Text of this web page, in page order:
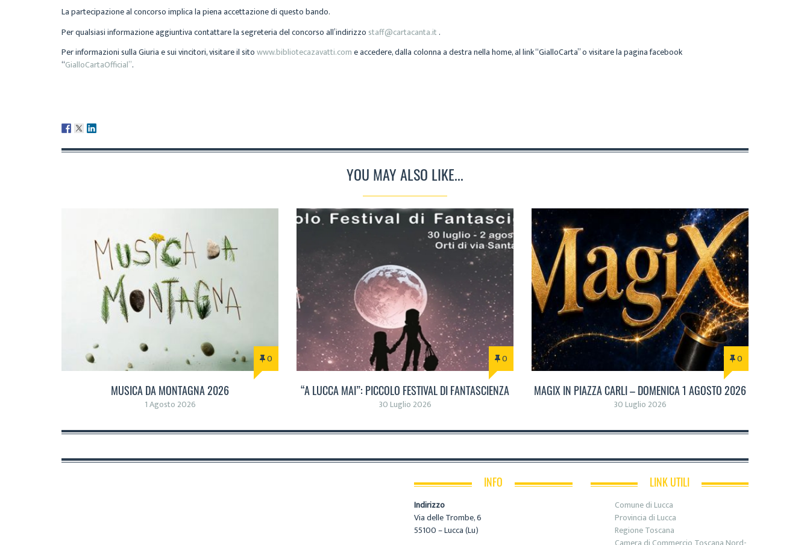
La partecipazione al concorso implica la piena accettazione di questo bando.
Per qualsiasi informazione aggiuntiva contattare la segreteria del concorso all’indirizzo staff@cartacanta.it.
Per informazioni sulla Giuria e sui vincitori, visitare il sitowww.bibliotecazavatti.come accedere, dalla colonna a destra nella home, al link “GialloCarta” o visitare la pagina facebook
“GialloCartaOfficial”.
YOU MAY ALSO LIKE...
0
MUSICA DA MONTAGNA 2026
1 Agosto 2026
0
“A LUCCA MAI”: PICCOLO FESTIVAL DI FANTASCIENZA
30 Luglio 2026
0
MAGIX IN PIAZZA CARLI – DOMENICA 1 AGOSTO 2026
30 Luglio 2026
INFO
Indirizzo
Via delle Trombe, 6
55100 – Lucca (Lu)
LINK UTILI
Comune di Lucca
Provincia di Lucca
Regione Toscana